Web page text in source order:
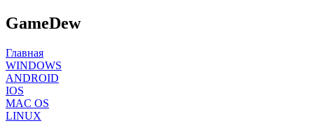
GameDew
Главная
WINDOWS
ANDROID
IOS
MAC OS
LINUX